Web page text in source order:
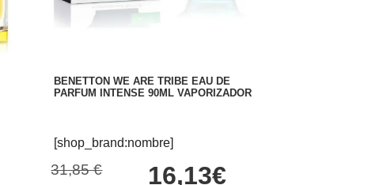
BENETTON WE ARE TRIBE EAU DE
PARFUM INTENSE 90ML VAPORIZADOR
[shop_brand:nombre]
31,85 € 16,13€